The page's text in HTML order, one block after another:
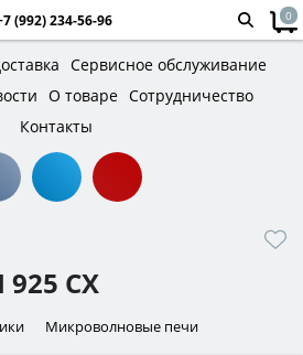
(992) 234-56-96 0
Сервисное обслуживание
О товаре Сотрудничество
Контакты
925 CX
Микроволновые печи